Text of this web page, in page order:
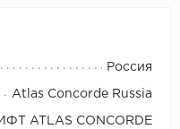
Россия
Atlas Concorde Russia
ATLAS CONCORDE